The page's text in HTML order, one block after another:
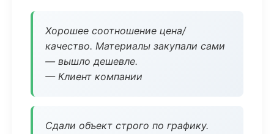
Хорошее соотношение цена/
качество. Материалы закупали сами
— вышло дешевле.
— Клиент компании
Сдали объект строго по графику.